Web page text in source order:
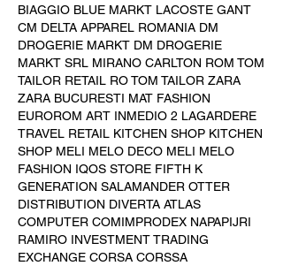
BIAGGIO BLUE MARKT LACOSTE GANT
CM DELTA APPAREL ROMANIA DM
DROGERIE MARKT DM DROGERIE
MARKT SRL MIRANO CARLTON ROM TOM
TAILOR RETAIL RO TOM TAILOR ZARA
ZARA BUCURESTI MAT FASHION
EUROROM ART INMEDIO 2 LAGARDERE
TRAVEL RETAIL KITCHEN SHOP KITCHEN
SHOP MELI MELO DECO MELI MELO
FASHION IQOS STORE FIFTH K
GENERATION SALAMANDER OTTER
DISTRIBUTION DIVERTA ATLAS
COMPUTER COMIMPRODEX NAPAPIJRI
RAMIRO INVESTMENT TRADING
EXCHANGE CORSA CORSSA